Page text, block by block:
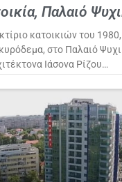
Παλαιό
κατοικιών του
στο Παλαιό
Ιάσονα Ρίζου…